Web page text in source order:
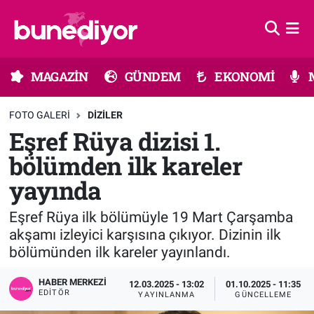
MAGAZİN GÜNDEM EKONOMİ
FOTO GALERI DIZILER
Eşref Rüya dizisi 1.
bölümden ilk kareler
yayında
Eşref Rüya ilk bölümüyle 19 Mart Çarşamba
akşamı izleyici karşısına çıkıyor. Dizinin ilk
bölümünden ilk kareler yayınlandı.
HABER MERKEZI
EDITÖR
12.03.2025 - 13:02
YAYINLANMA
01.10.2025 - 11:35
GÜNCELLEME
Gündem
Moda
Kültür Sanat
MÜZİK
MODA
SAĞLIK
Tüm Manşetler
Son Dakika Haberleri
Haber Arşivi